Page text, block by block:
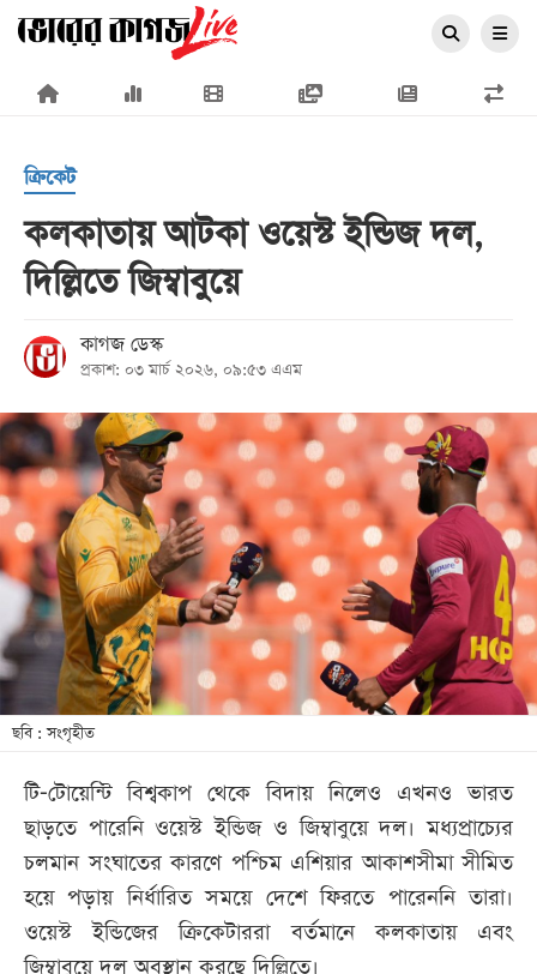
×
প্রচ্ছদ
জাতীয়
রাজনীতি
অর্থনীতি
আন্তর্জাতিক
সারাদেশ
খেলা
বিনোদন
লাইফ
স্টাইল
শিক্ষা
সব
বিভাগ
ছবি
ক্রিকেট
কলকাতায় আটকা ওয়েস্ট ইন্ডিজ দল,
দিল্লিতে জিম্বাবুয়ে
কাগজ ডেস্ক
প্রকাশ: ০৩ মার্চ ২০২৬, ০৯:৫৩ এএম
ছবি : সংগৃহীত
টি-টোয়েন্টি বিশ্বকাপ থেকে বিদায় নিলেও এখনও ভারত
ছাড়তে পারেনি ওয়েস্ট ইন্ডিজ ও জিম্বাবুয়ে দল। মধ্যপ্রাচ্যের
চলমান সংঘাতের কারণে পশ্চিম এশিয়ার আকাশসীমা সীমিত
হয়ে পড়ায় নির্ধারিত সময়ে দেশে ফিরতে পারেননি তারা।
ওয়েস্ট ইন্ডিজের ক্রিকেটাররা বর্তমানে কলকাতায় এবং
জিম্বাবুয়ে দল অবস্থান করছে দিল্লিতে।